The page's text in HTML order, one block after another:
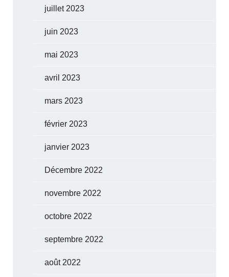
juillet 2023
juin 2023
mai 2023
avril 2023
mars 2023
février 2023
janvier 2023
Décembre 2022
novembre 2022
octobre 2022
septembre 2022
août 2022